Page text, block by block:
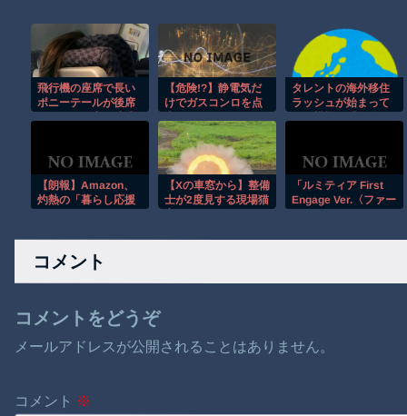
飛行機の座席で長い
ポニーテールが後席
【危険!?】静電気だ
けでガスコンロを点
タレントの海外移住
ラッシュが始まって
も……
【朗報】Amazon、
灼熱の「暮らし応援
【Xの車窓から】整備
士が2度見する現場猫
「ルミティア First
Engage Ver.〈ファー
コメント
コメントをどうぞ
メールアドレスが公開されることはありません。
コメント ※